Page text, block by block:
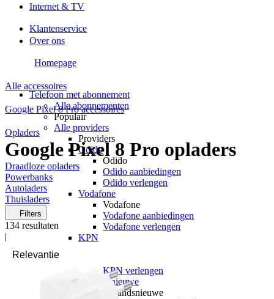
Internet & TV
Klantenservice
Over ons
Telefoon met abonnement
Alle abonnementen
Populair
Alle providers
Providers
Odido
Odido
Odido aanbiedingen
Odido verlengen
Vodafone
Vodafone
Vodafone aanbiedingen
Vodafone verlengen
KPN
KPN verlengen
hollandsnieuwe
hollandsnieuwe
Homepage
Alle accessoires
Google Pixel 8 Pro accessoires
Opladers
Google Pixel 8 Pro opladers
Draadloze opladers
Powerbanks
Autoladers
Thuisladers
Filters
134 resultaten
|